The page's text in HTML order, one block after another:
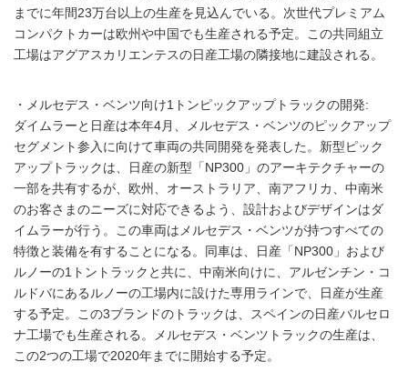
までに年間23万台以上の生産を見込んでいる。次世代プレミアム
コンパクトカーは欧州や中国でも生産される予定。この共同組立
工場はアグアスカリエンテスの日産工場の隣接地に建設される。
・メルセデス・ベンツ向け1トンピックアップトラックの開発:
ダイムラーと日産は本年4月、メルセデス・ベンツのピックアップ
セグメント参入に向けて車両の共同開発を発表した。新型ピック
アップトラックは、日産の新型「NP300」のアーキテクチャーの
一部を共有するが、欧州、オーストラリア、南アフリカ、中南米
のお客さまのニーズに対応できるよう、設計およびデザインはダ
イムラーが行う。この車両はメルセデス・ベンツが持つすべての
特徴と装備を有することになる。同車は、日産「NP300」および
ルノーの1トントラックと共に、中南米向けに、アルゼンチン・コ
ルドバにあるルノーの工場内に設けた専用ラインで、日産が生産
する予定。この3ブランドのトラックは、スペインの日産バルセロ
ナ工場でも生産される。メルセデス・ベンツトラックの生産は、
この2つの工場で2020年までに開始する予定。